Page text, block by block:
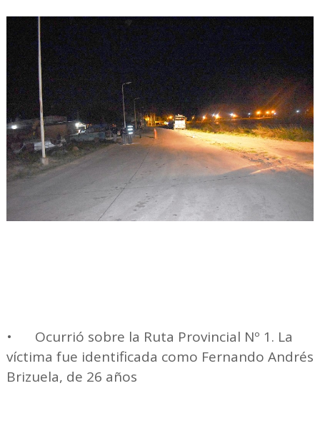
•
Ocurrió sobre la Ruta Provincial Nº 1. La
víctima fue identificada como Fernando Andrés
Brizuela, de 26 años